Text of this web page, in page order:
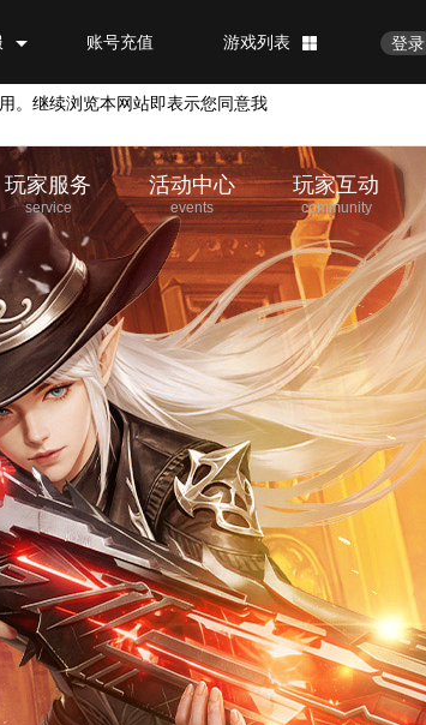
登录
游戏列表
账号充值
。继续浏览本网站即表示您同意我
玩家服务
service
活动中心
events
玩家互动
community